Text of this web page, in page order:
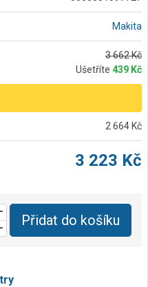
Makita
3 662 Kč
Ušetříte 439 Kč
2 664 Kč
3 223 Kč
Přidat do košíku